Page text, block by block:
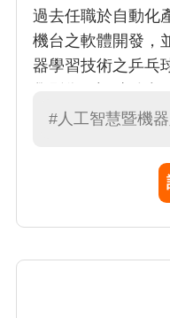
過去任職於自動化
機台之軟體開發，
器學習技術之乒乓
開發。專長為影像
#人工智慧暨機